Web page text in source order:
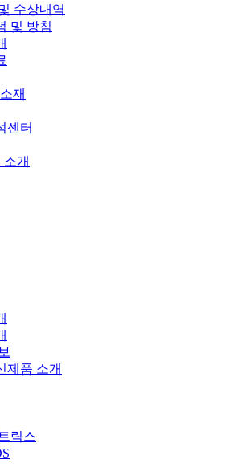
수상내역
및 방침
재
센터
개
제품 소개
릭스